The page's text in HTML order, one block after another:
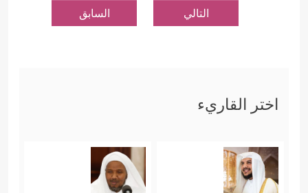
التالي السابق
اختر القاريء